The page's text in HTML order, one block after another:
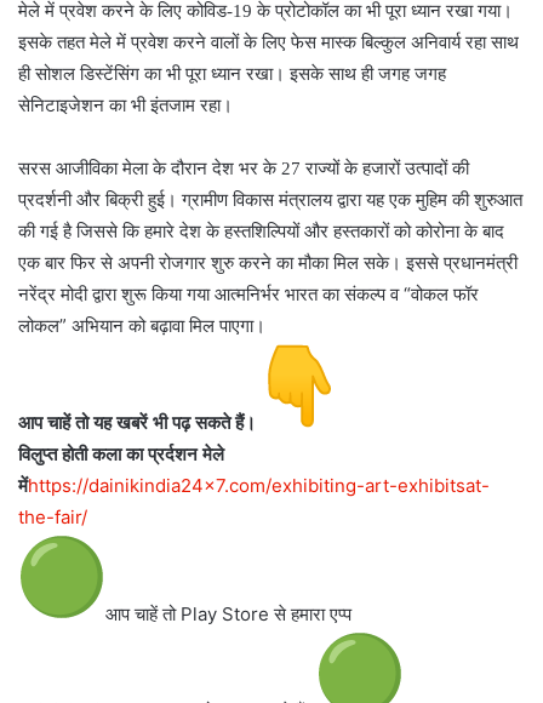
मेले में प्रवेश करने के लिए कोविड-19 के प्रोटोकॉल का भी पूरा ध्यान रखा गया।
इसके तहत मेले में प्रवेश करने वालों के लिए फेस मास्क बिल्कुल अनिवार्य रहा साथ
ही सोशल डिस्टेंसिंग का भी पूरा ध्यान रखा। इसके साथ ही जगह जगह
सेनिटाइजेशन का भी इंतजाम रहा।
सरस आजीविका मेला के दौरान देश भर के 27 राज्यों के हजारों उत्पादों की
प्रदर्शनी और बिक्री हुई। ग्रामीण विकास मंत्रालय द्वारा यह एक मुहिम की शुरुआत
की गई है जिससे कि हमारे देश के हस्तशिल्पियों और हस्तकारों को कोरोना के बाद
एक बार फिर से अपनी रोजगार शुरु करने का मौका मिल सके। इससे प्रधानमंत्री
नरेंद्र मोदी द्वारा शुरू किया गया आत्मनिर्भर भारत का संकल्प व “वोकल फॉर
लोकल” अभियान को बढ़ावा मिल पाएगा।
आप चाहें तो यह खबरें भी पढ़ सकते हैं।
विलुप्त होती कला का प्रर्दशन मेले
मेंhttps://dainikindia24x7.com/exhibiting-art-exhibitsat-
the-fair/
आप चाहें तो Play Store से हमारा एप्प